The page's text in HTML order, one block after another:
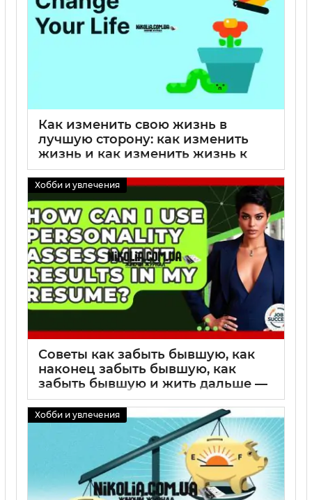
Как изменить свою жизнь в
лучшую сторону: как изменить
жизнь и как изменить жизнь к
лучшему — практические шаги
01 09 2025 0
Хобби и увлечения
Советы как забыть бывшую, как
наконец забыть бывшую, как
забыть бывшую и жить дальше —
практический гид с пошаговыми
методами и психологическими
техниками
Хобби и увлечения